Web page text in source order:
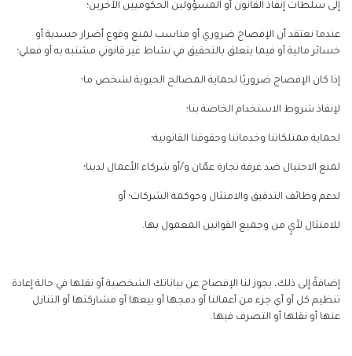
إلى سلطات إنفاذ القانون أو المسؤولين الحكوميين الآخرين؛
عندما نعتقد أن الإفصاح ضروري أو مناسب لمنع وقوع أضرار جسدية أو
خسائر مالية أو فيما يتعلق بالتحقيق في نشاط غير قانوني مشتبه به أو فعلي؛
إذا كان الإفصاح ضروريًا لحماية المصالح الحيوية لشخص ما؛
لإنفاذ شروط الاستخدام الخاصة بنا؛
لحماية ممتلكاتنا وخدماتنا وحقوقنا القانونية؛
لمنع الاحتيال ضد غرفة تجارة عمّان و/أو شركاء الأعمال لدينا؛
لدعم وظائف التدقيق والامتثال وحوكمة الشركات؛ أو
للامتثال لأيٍ من وجميع القوانين المعمول بها.
إضافةً إلى ذلك، يجوز لنا الإفصاح عن بياناتك الشخصية أو نقلها في حالة إعادة
تنظيم كل أو أي جزء من أعمالنا أو دمجها أو بيعها أو مشاركتها أو التنازل
عنها أو نقلها أو التصرف فيها.